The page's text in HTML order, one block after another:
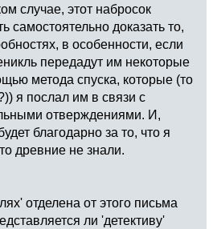
случае, этот набросок
самостоятельно доказать то,
в особенности, если
передадут им некоторые
метода спуска, которые (то
я послал им в связи с
отверждениями. И,
благодарно за то, что я
древние не знали.
отделена от этого письма
ли 'детективу'